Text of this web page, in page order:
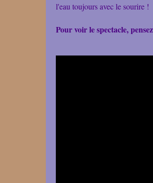
l'eau toujours avec le sourire !
Pour voir le spectacle,